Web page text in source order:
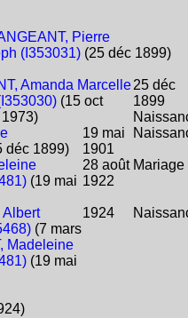
Pierre
(I353031) (25 déc 1899)
Amanda Marcelle
(15 oct
25 déc
1899
déc 1899)
19 mai
1901
(19 mai
28 août
1922
Mariage
Albert
(7 mars
Madeleine
(19 mai
1924